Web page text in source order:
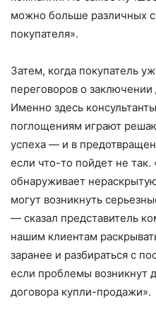
можно больше различных
покупателя».
Затем, когда покупатель
переговоров о
Именно здесь
поглощениям играют
успеха — и в
если что-то пойдет не так.
обнаруживает
могут возникнуть
— сказал представитель
нашим клиентам
заранее и разбираться с
если проблемы возникнут
договора купли-продажи».